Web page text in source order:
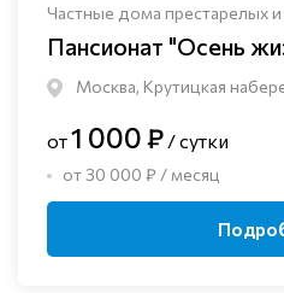
Частные дома престарелых
Пансионат "Осень
Москва, Крутицкая
от1 000 ₽ / сутки
от 30 000 ₽ / месяц